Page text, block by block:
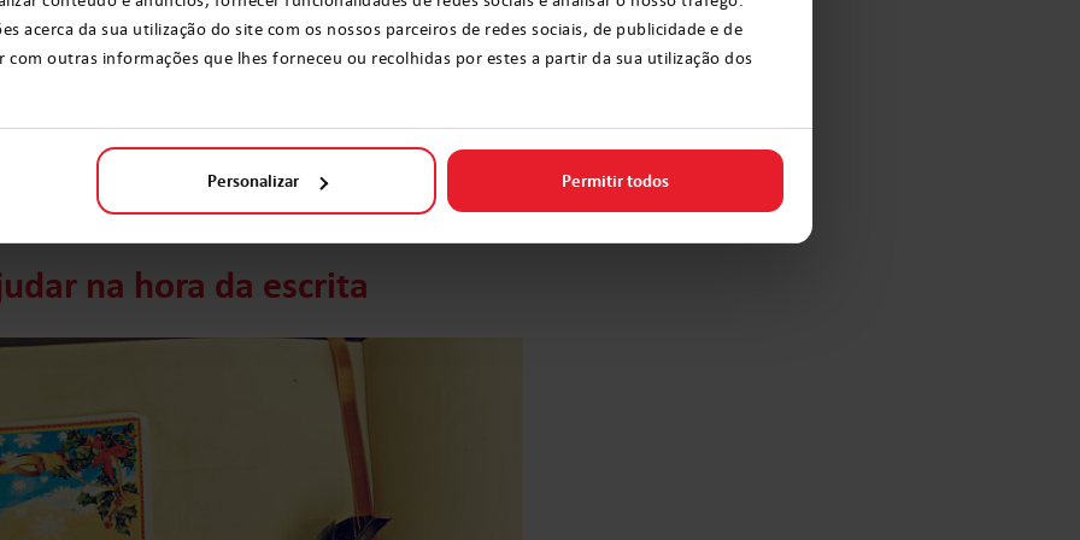
acerca da sua utilização do site com os nossos parceiros de redes sociais, de publicidade e de
com outras informações que lhes forneceu ou recolhidas por estes a partir da sua utilização dos
Personalizar Permitir todos
é simbólico, e, consequentemente,
criativos e preparados para lidar com diversas
relembre sua infância e ajude seu filho a
as dicas abaixo!
na hora da escrita